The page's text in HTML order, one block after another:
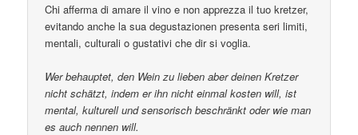
Chi afferma di amare il vino e non apprezza il tuo kretzer,
evitando anche la sua degustazionen presenta seri limiti,
mentali, culturali o gustativi che dir si voglia.
Wer behauptet, den Wein zu lieben aber deinen Kretzer
nicht schätzt, indem er ihn nicht einmal kosten will, ist
mental, kulturell und sensorisch beschränkt oder wie man
es auch nennen will.